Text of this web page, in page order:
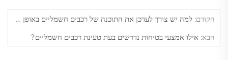
הקודם: למה יש צורך לעדכן את התוכנה של רכבים חשמליים באופן קבוע?
הבא: אילו אמצעי בטיחות נדרשים בעת טעינת רכבים חשמליים?